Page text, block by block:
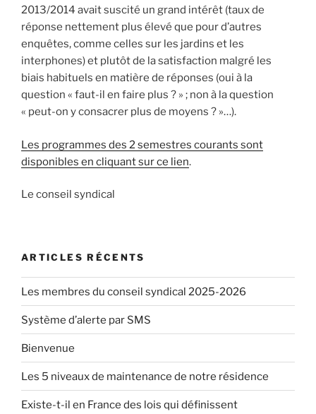
2013/2014 avait suscité un grand intérêt (taux de
réponse nettement plus élevé que pour d’autres
enquêtes, comme celles sur les jardins et les
interphones) et plutôt de la satisfaction malgré les
biais habituels en matière de réponses (oui à la
question « faut-il en faire plus ? » ; non à la question
« peut-on y consacrer plus de moyens ? »…).
Les programmes des 2 semestres courants sont
disponibles en cliquant sur ce lien.
Le conseil syndical
ARTICLES RÉCENTS
Les membres du conseil syndical 2025-2026
Système d’alerte par SMS
Bienvenue
Les 5 niveaux de maintenance de notre résidence
Existe-t-il en France des lois qui définissent